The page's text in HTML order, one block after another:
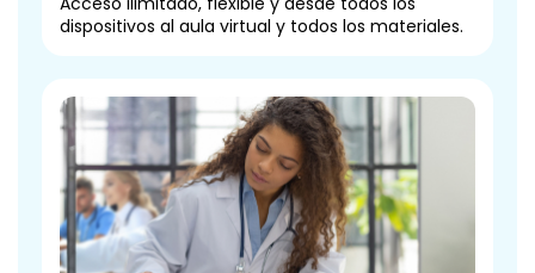
dispositivos al aula virtual y todos los materiales.